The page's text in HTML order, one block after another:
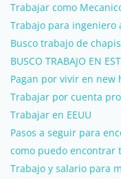
Trabajar como
Trabajo para ingeniero
Busco trabajo de
BUSCO TRABAJO EN
Pagan por vivir en new
Trabajar por cuenta
Trabajar en EEUU
Pasos a seguir para
como puedo encontrar
Trabajo y salario para